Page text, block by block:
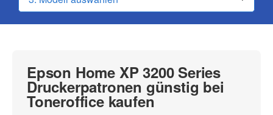
Epson Home XP 3200 Series
Druckerpatronen günstig bei
Toneroffice kaufen